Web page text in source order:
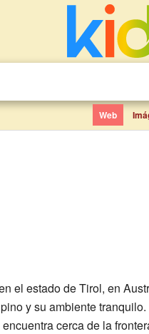
Web
el estado de Tirol, en
y su ambiente
cerca de la